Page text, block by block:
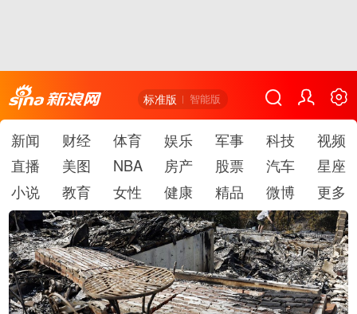
标准版 智能版
新闻 财经 体育 娱乐 军事 科技
视频
直播
美图 NBA 房产 股票 汽车
星座
小说
教育 女性 健康 精品 微博 更多